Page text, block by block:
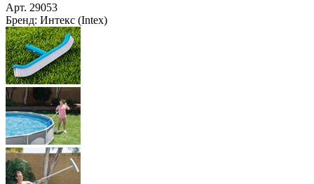
Арт. 29053
Бренд: Интекс (Intex)